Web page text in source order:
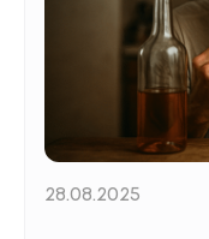
28.08.2025